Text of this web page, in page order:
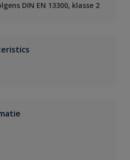
DIN EN 13300, klasse 2